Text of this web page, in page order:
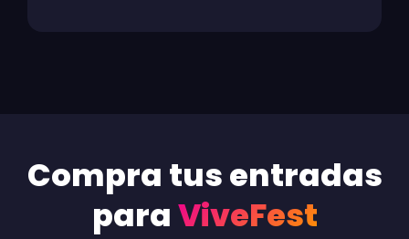
Compra tus entradas
paraViveFest